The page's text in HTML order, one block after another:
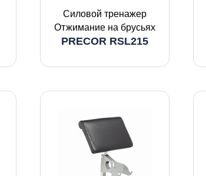
Силовой тренажер
Отжимание на брусьях
PRECOR RSL215